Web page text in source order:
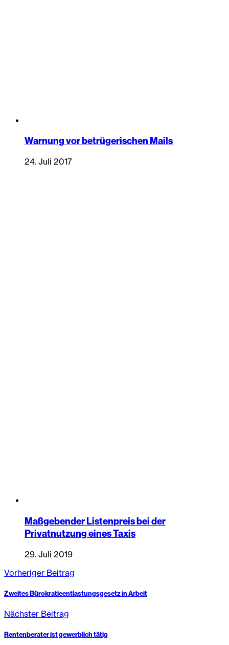
Warnung vor betrügerischen Mails
24. Juli 2017
Maßgebender Listenpreis bei der
Privatnutzung eines Taxis
29. Juli 2019
Vorheriger Beitrag
Zweites Bürokratieentlastungsgesetz in Arbeit
Nächster Beitrag
Rentenberater ist gewerblich tätig